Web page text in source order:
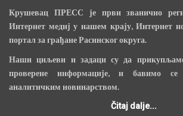
Крушевац ПРЕСС је први званично
Интернет медиј у нашем крају, Интернет
портал за грађане Расинског округа.
Наши циљеви и задаци су да
проверене информације, и бавимо
аналитичким новинарством.
Čitaj dalje...